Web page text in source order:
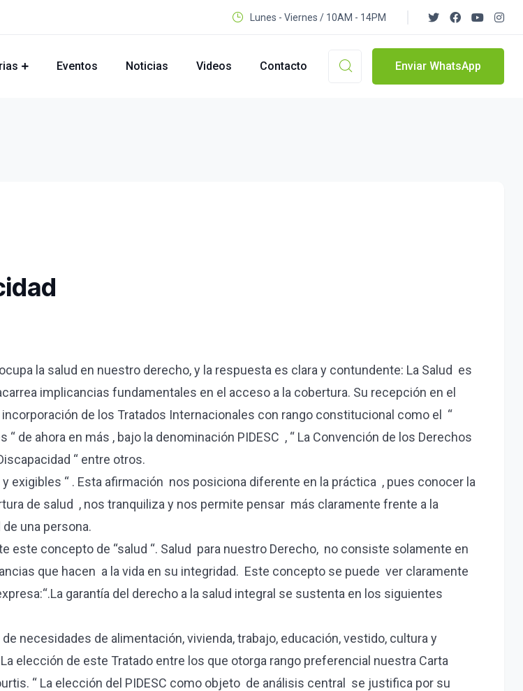
Lunes - Viernes / 10AM - 14PM
Eventos Noticias Videos Contacto Enviar WhatsApp
la salud en nuestro derecho, y la respuesta es clara y contundente: La Salud es
implicancias fundamentales en el acceso a la cobertura. Su recepción en el
de los Tratados Internacionales con rango constitucional como el “
de ahora en más , bajo la denominación PIDESC , “ La Convención de los Derechos
“ entre otros.
exigibles “ . Esta afirmación nos posiciona diferente en la práctica , pues conocer la
de salud , nos tranquiliza y nos permite pensar más claramente frente a la
una persona.
este concepto de “salud “. Salud para nuestro Derecho, no consiste solamente en
que hacen a la vida en su integridad. Este concepto se puede ver claramente
garantía del derecho a la salud integral se sustenta en los siguientes
necesidades de alimentación, vivienda, trabajo, educación, vestido, cultura y
elección de este Tratado entre los que otorga rango preferencial nuestra Carta
“ La elección del PIDESC como objeto de análisis central se justifica por su